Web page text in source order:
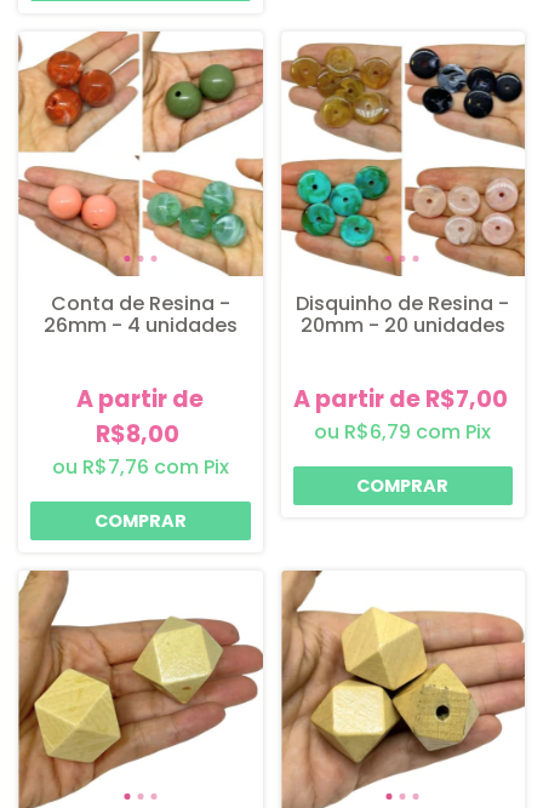
Conta de Resina -
26mm - 4 unidades
A partir de
R$8,00
R$7,76 com Pix
COMPRAR
Disquinho de Resina -
20mm - 20 unidades
A partir de R$7,00
R$6,79 com Pix
COMPRAR